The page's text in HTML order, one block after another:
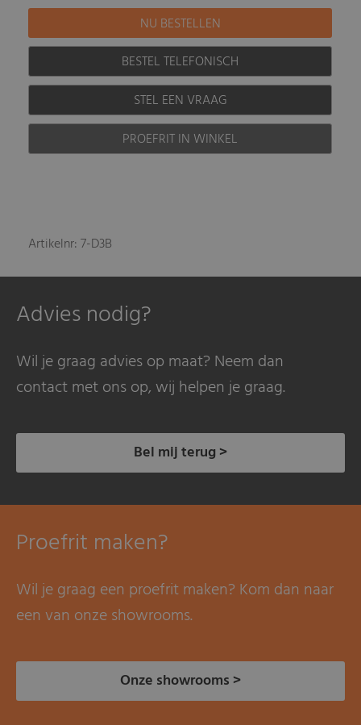
BESTEL TELEFONISCH
STEL EEN VRAAG
PROEFRIT IN WINKEL
Artikelnr: 7-D3B
Advies nodig?
Wil je graag advies op maat? Neem dan
contact met ons op, wij helpen je graag.
Bel mij terug >
Proefrit maken?
Wil je graag een proefrit maken? Kom dan naar
een van onze showrooms.
Onze showrooms >